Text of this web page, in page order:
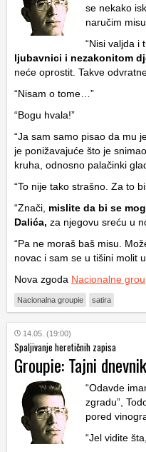
se nekako
naručim
“Nisi valjda i
ljubavnici i nezakonitom
neće oprostit. Takve
“Nisam o tome…”
“Bogu hvala!”
“Ja sam samo pisao da mu
je ponižavajuće što je
kruha, odnosno palačinki
“To nije tako strašno. Za to
“Znači, mislite da bi se
Dalića, za njegovu sreću u
“Pa ne moraš baš misu.
novac i sam se u tišini molit
Nova zgoda Nacionalne
Nacionalna groupie satira
14.05. (19:00)
Spaljivanje heretičnih zapisa
Groupie: Tajni
“Odavde
zgradu”,
pored
“Jel vidite